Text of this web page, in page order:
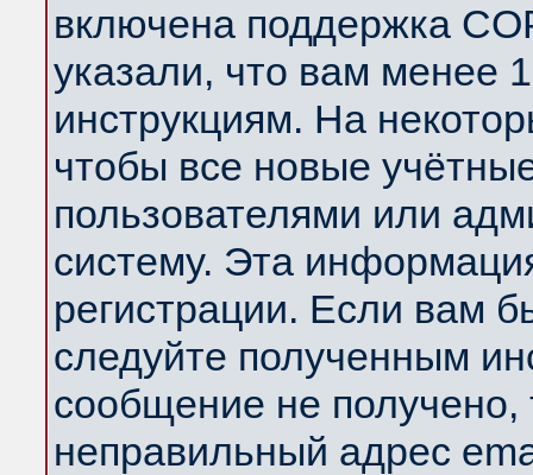
включена поддержка
указали, что вам менее
инструкциям. На
чтобы все новые
пользователями или
систему. Эта
регистрации. Если вам
следуйте полученным
сообщение не получено,
неправильный адрес